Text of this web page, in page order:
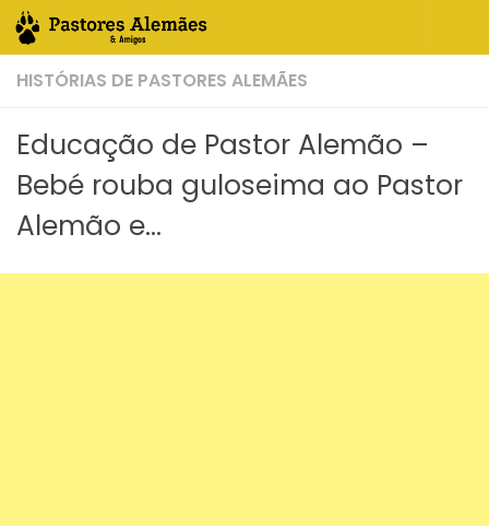
Skip to content
HISTÓRIAS DE PASTORES ALEMÃES
Educação de Pastor Alemão –
Bebé rouba guloseima ao Pastor
Alemão e…